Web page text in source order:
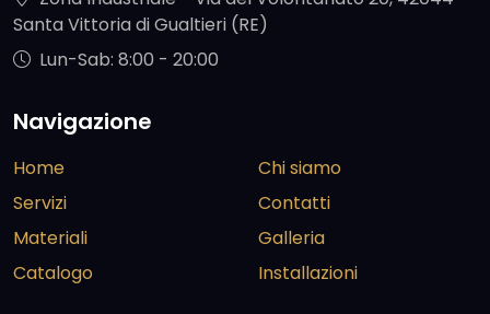
Santa Vittoria di Gualtieri (RE)
Lun-Sab: 8:00 - 20:00
Navigazione
Home
Servizi
Materiali
Catalogo
Chi siamo
Contatti
Galleria
Installazioni